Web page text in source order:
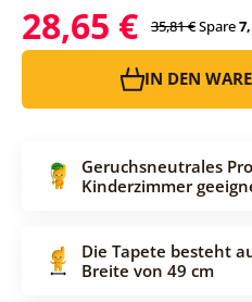
28,65 € 35,81 €Spare
IN DEN
Geruchsneutrales
Kinderzimmer
Die Tapete besteht
Breite von 49 cm